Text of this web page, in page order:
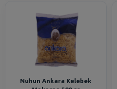
Nuhun Ankara Kelebek